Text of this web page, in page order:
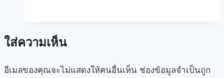
ใส่ความเห็น
อีเมลของคุณจะไม่แสดงให้คนอื่นเห็น ช่องข้อมูลจำเป็นถูก